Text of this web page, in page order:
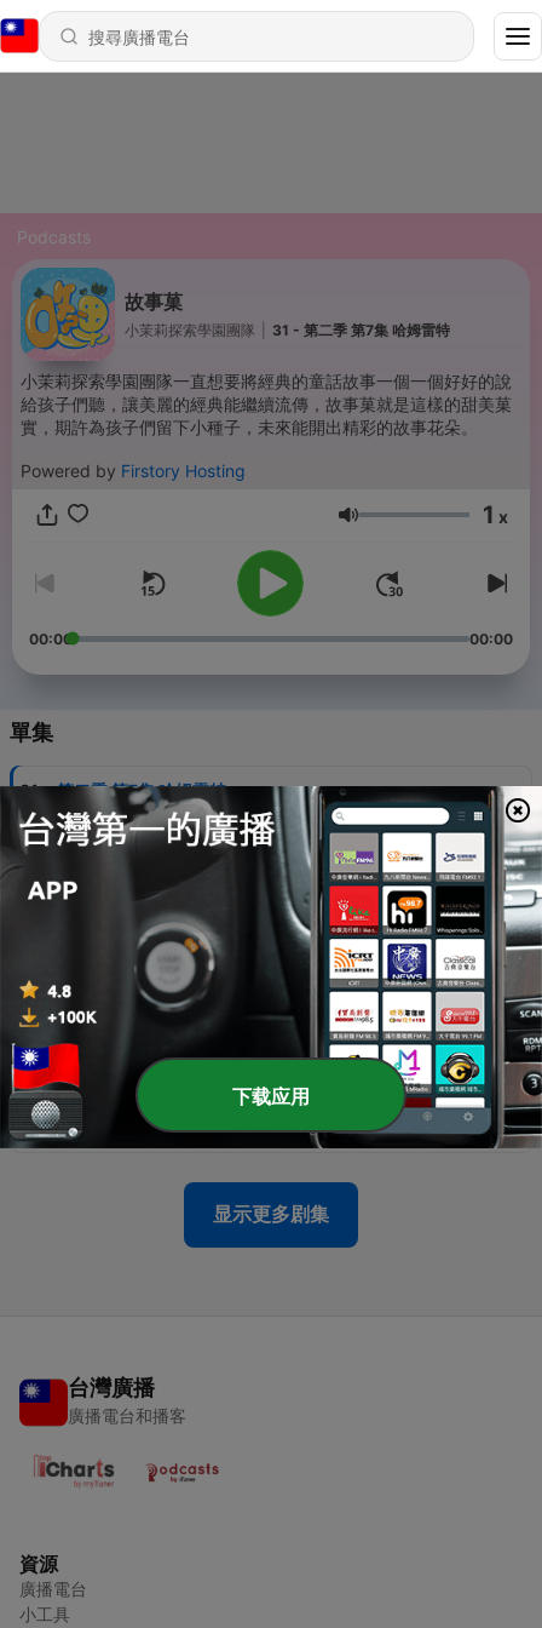
Podcasts
故事菓
小茉莉探索學園團隊 31 - 第二季 第7集 哈姆雷特
小茉莉探索學園團隊一直想要將經典的童話故事一個一個好好的說
給孩子們聽，讓美麗的經典能繼續流傳，故事菓就是這樣的甜美菓
實，期許為孩子們留下小種子，未來能開出精彩的故事花朵。
Powered by Firstory Hosting
音量 1 x
00:00 00:00
單集
31 - 第二季 第7集 哈姆雷特
28 Jun 2023
第二季 第6集 醜小鴨
22 Jun 2023
第二季 第5集 黃鼠狼與老鼠
28 - 第二季 第4集 蕎麥
16 May 2023
27 - 第二季 第３集 狼來了
11 May 2023
显示更多剧集
台灣廣播
廣播電台和播客
資源
廣播電台
小工具
下载应用